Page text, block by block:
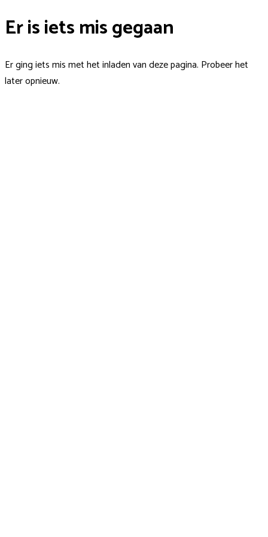
Er is iets mis gegaan
Er ging iets mis met het inladen van deze pagina. Probeer het
later opnieuw.